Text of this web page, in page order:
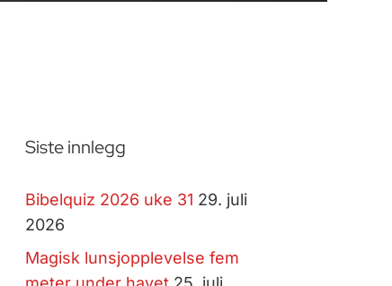
Siste innlegg
Bibelquiz 2026 uke 31 29. juli
2026
Magisk lunsjopplevelse fem